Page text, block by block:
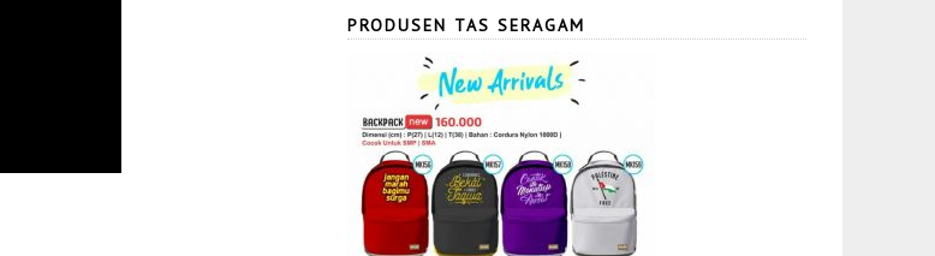
PRODUSEN TAS SERAGAM